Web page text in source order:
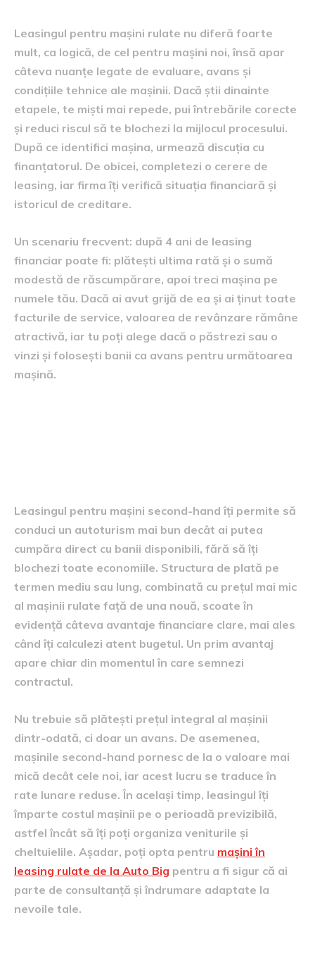
Leasingul pentru mașini rulate nu diferă foarte
mult, ca logică, de cel pentru mașini noi, însă apar
câteva nuanțe legate de evaluare, avans și
condițiile tehnice ale mașinii. Dacă știi dinainte
etapele, te miști mai repede, pui întrebările corecte
și reduci riscul să te blochezi la mijlocul procesului.
După ce identifici mașina, urmează discuția cu
finanțatorul. De obicei, completezi o cerere de
leasing, iar firma îți verifică situația financiară și
istoricul de creditare.
Un scenariu frecvent: după 4 ani de leasing
financiar poate fi: plătești ultima rată și o sumă
modestă de răscumpărare, apoi treci mașina pe
numele tău. Dacă ai avut grijă de ea și ai ținut toate
facturile de service, valoarea de revânzare rămâne
atractivă, iar tu poți alege dacă o păstrezi sau o
vinzi și folosești banii ca avans pentru următoarea
mașină.
Leasingul pentru mașini second-hand îți permite să
conduci un autoturism mai bun decât ai putea
cumpăra direct cu banii disponibili, fără să îți
blochezi toate economiile. Structura de plată pe
termen mediu sau lung, combinată cu prețul mai mic
al mașinii rulate față de una nouă, scoate în
evidență câteva avantaje financiare clare, mai ales
când îți calculezi atent bugetul. Un prim avantaj
apare chiar din momentul în care semnezi
contractul.
Nu trebuie să plătești prețul integral al mașinii
dintr-odată, ci doar un avans. De asemenea,
mașinile second-hand pornesc de la o valoare mai
mică decât cele noi, iar acest lucru se traduce în
rate lunare reduse. În același timp, leasingul îți
împarte costul mașinii pe o perioadă previzibilă,
astfel încât să îți poți organiza veniturile și
cheltuielile. Așadar, poți opta pentru mașini în
leasing rulate de la Auto Big pentru a fi sigur că ai
parte de consultanță și îndrumare adaptate la
nevoile tale.